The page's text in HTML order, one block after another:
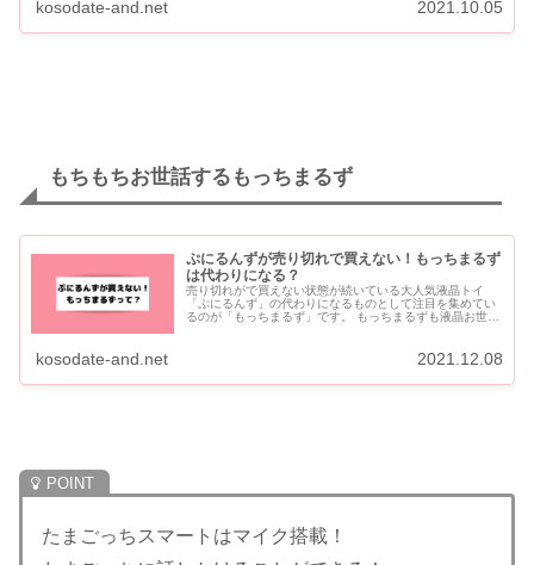
kosodate-and.net 2021.10.05
もちもちお世話するもっちまるず
ぷにるんずが売り切れで買えない！もっちまるず
は代わりになる？
売り切れがで買えない状態が続いている大人気液晶トイ
「ぷにるんず」の代わりになるものとして注目を集めてい
るのが「もっちまるず」です。 もっちまるずも液晶お世話
kosodate-and.net 2021.12.08
たまごっちスマートはマイク搭載！